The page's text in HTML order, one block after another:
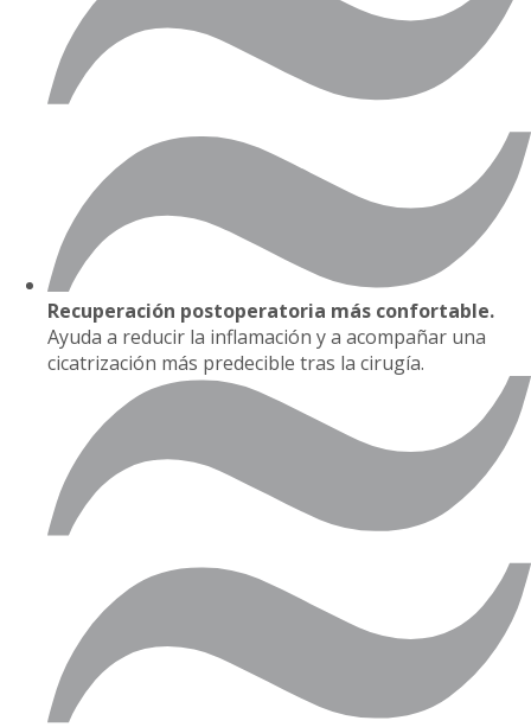
Recuperación postoperatoria más confortable.
Ayuda a reducir la inflamación y a acompañar una
cicatrización más predecible tras la cirugía.